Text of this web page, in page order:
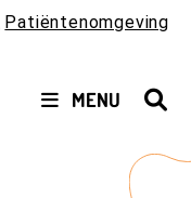
Patiëntenomgeving
MENU